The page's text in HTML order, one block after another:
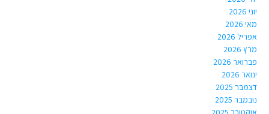
יוני 2026
מאי 2026
אפריל 2026
מרץ 2026
פברואר 2026
ינואר 2026
דצמבר 2025
נובמבר 2025